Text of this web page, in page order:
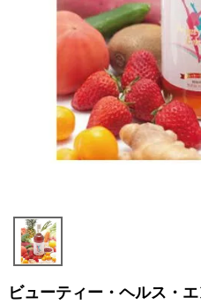
ビューティー・ヘルス・